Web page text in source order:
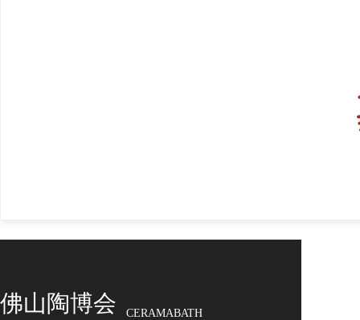
佛山陶博会 CERAMABATH